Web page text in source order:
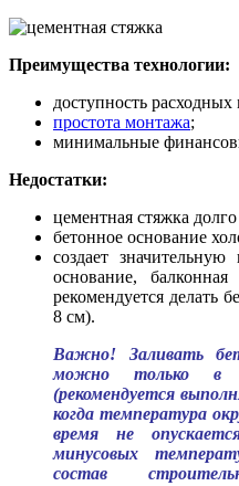
Преимущества технологии:
доступность расходных
простота монтажа;
минимальные
Недостатки:
цементная стяжка
бетонное основание
создает
основание,
рекомендуется делать
8 см).
Важно! Заливать
можно только в
(рекомендуется
когда температура
время не
минусовых
состав